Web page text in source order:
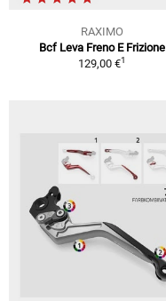
RAXIMO
Bcf Leva Freno E Frizione
129,00 €1